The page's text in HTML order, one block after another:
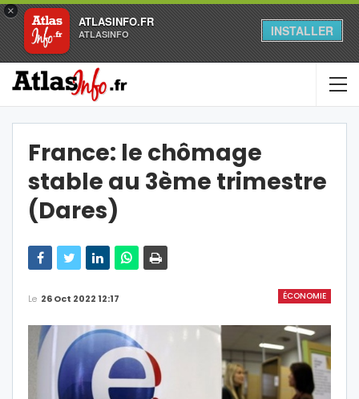
×
ATLASINFO.FR
ATLASINFO INSTALLER
France: le chômage
stable au 3ème trimestre
(Dares)
ÉCONOMIE
Le 26 Oct 2022 12:17